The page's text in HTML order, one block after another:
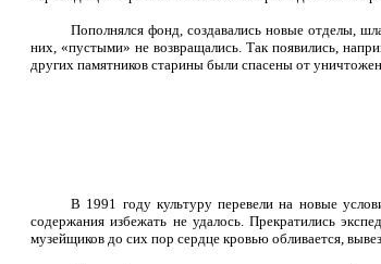
Пополнялся фонд, создавались новые отделы,
них, «пустыми» не возвращались. Так появились,
других памятников старины были спасены от
В 1991 году культуру перевели на новые
содержания избежать не удалось. Прекратились
музейщиков до сих пор сердце кровью обливается,